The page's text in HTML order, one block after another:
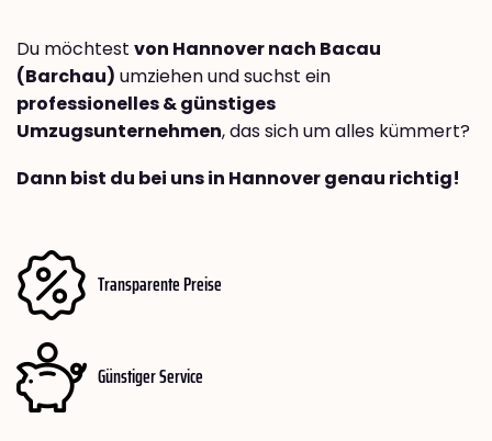
Du möchtest von Hannover nach Bacau
(Barchau) umziehen und suchst ein
professionelles & günstiges
Umzugsunternehmen, das sich um alles kümmert?
Dann bist du bei uns in Hannover genau richtig!
Transparente Preise
Günstiger Service